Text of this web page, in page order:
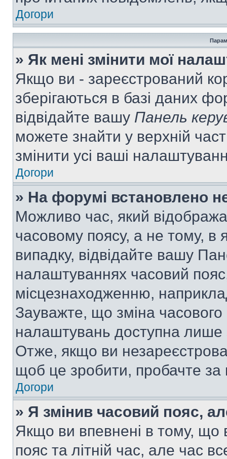
Догори
» Як мені змінити мої
Якщо ви - зареєстрований
зберігаються в базі даних
відвідайте вашу Панель
можете знайти у верхній
змінити усі ваші
Догори
» На форумі встановлено
Можливо час, який
часовому поясу, а не тому, в
випадку, відвідайте вашу
налаштуваннях часовий
місцезнаходженню,
Зауважте, що зміна часового
налаштувань доступна лише
Отже, якщо ви
щоб це зробити, пробачте за
Догори
» Я змінив часовий пояс,
Якщо ви впевнені в тому, що
пояс та літній час, але час